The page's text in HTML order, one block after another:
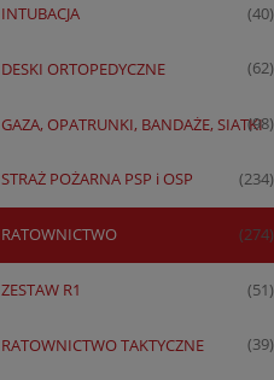
INTUBACJA (40)
DESKI ORTOPEDYCZNE (62)
GAZA, OPATRUNKI, BANDAŻE, SIATKI
(98)
STRAŻ POŻARNA PSP i OSP (234)
RATOWNICTWO (274)
ZESTAW R1 (51)
RATOWNICTWO TAKTYCZNE (39)